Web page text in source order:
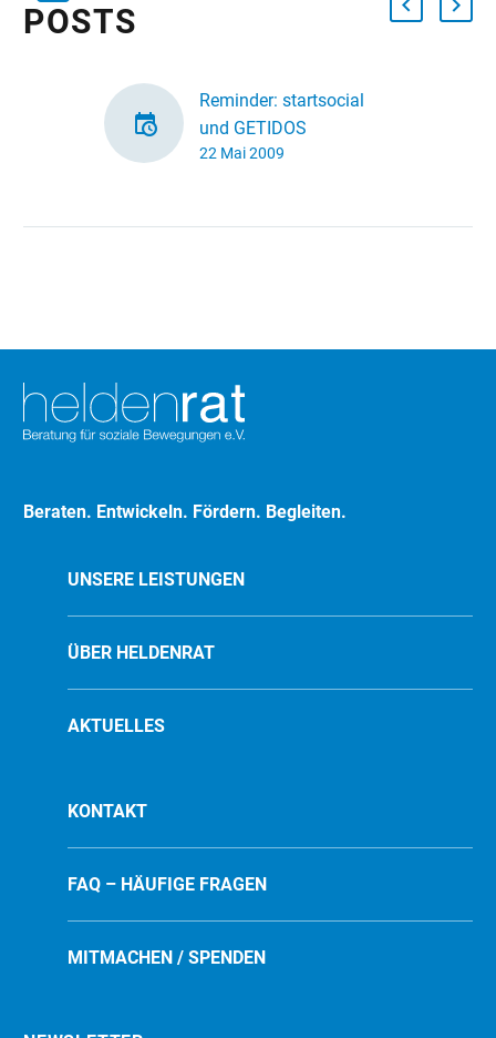
POSTS
Reminder: startsocial
und GETIDOS
Gleich zwei
22 Mai 2009
Beraten. Entwickeln. Fördern. Begleiten.
UNSERE LEISTUNGEN
ÜBER HELDENRAT
AKTUELLES
KONTAKT
FAQ – HÄUFIGE FRAGEN
MITMACHEN / SPENDEN